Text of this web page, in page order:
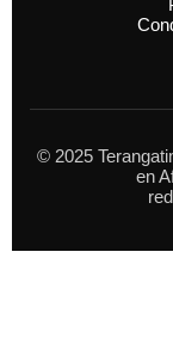
© 2025
en